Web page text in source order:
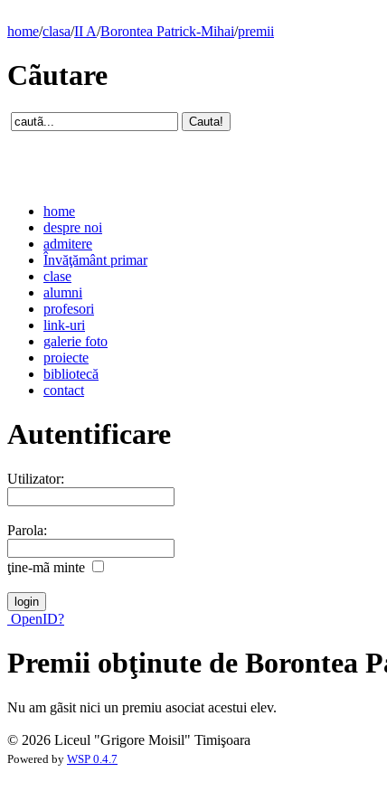
home/clasa/II A/Borontea Patrick-Mihai/premii
Cãutare
home
despre noi
admitere
Învăţământ primar
clase
alumni
profesori
link-uri
galerie foto
proiecte
bibliotecă
contact
Autentificare
Utilizator:
Parola:
ţine-mã minte
OpenID?
Premii obţinute de Borontea
Nu am gãsit nici un premiu asociat acestui elev.
© 2026 Liceul "Grigore Moisil" Timişoara
Powered by WSP 0.4.7